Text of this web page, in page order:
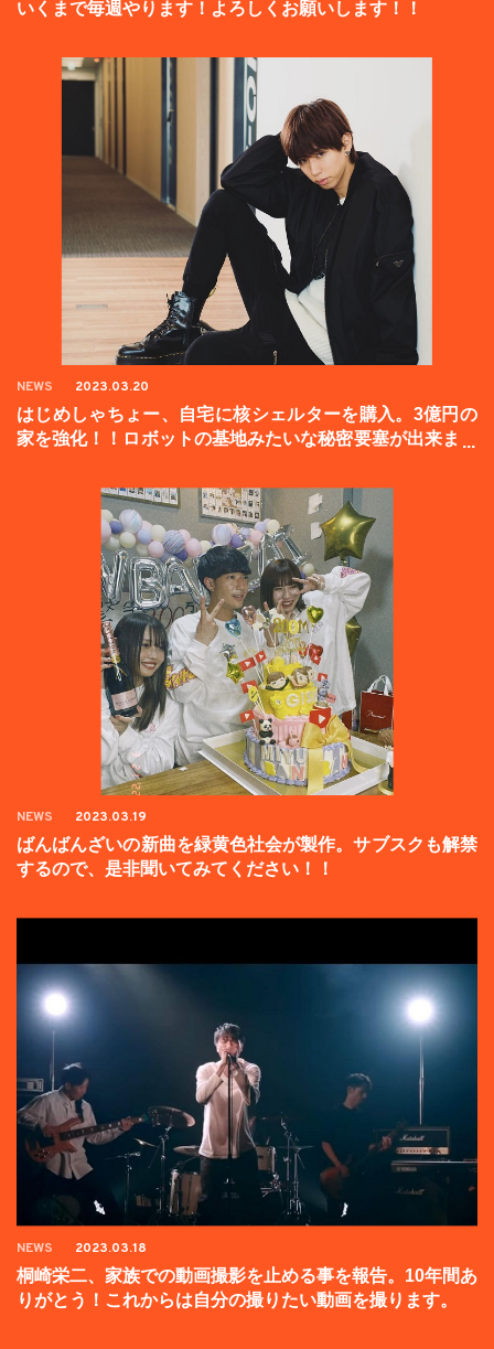
いくまで毎週やります！よろしくお願いします！！
NEWS 2023.03.20
はじめしゃちょー、自宅に核シェルターを購入。3億円の
家を強化！！ロボットの基地みたいな秘密要塞が出来まし
NEWS 2023.03.19
ばんばんざいの新曲を緑黄色社会が製作。サブスクも解禁
するので、是非聞いてみてください！！
NEWS 2023.03.18
桐崎栄二、家族での動画撮影を止める事を報告。10年間あ
りがとう！これからは自分の撮りたい動画を撮ります。